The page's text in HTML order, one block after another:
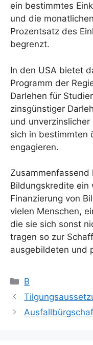
ein bestimmtes
und die
Prozentsatz des
begrenzt.
In den USA bietet
Programm der
Darlehen für
zinsgünstiger
und
sich in bestimmten
engagieren.
Zusammenfassend
Bildungskredite ein
Finanzierung von
vielen Menschen,
die sie sich sonst
tragen so zur
ausgebildeten und
Kategorien
B